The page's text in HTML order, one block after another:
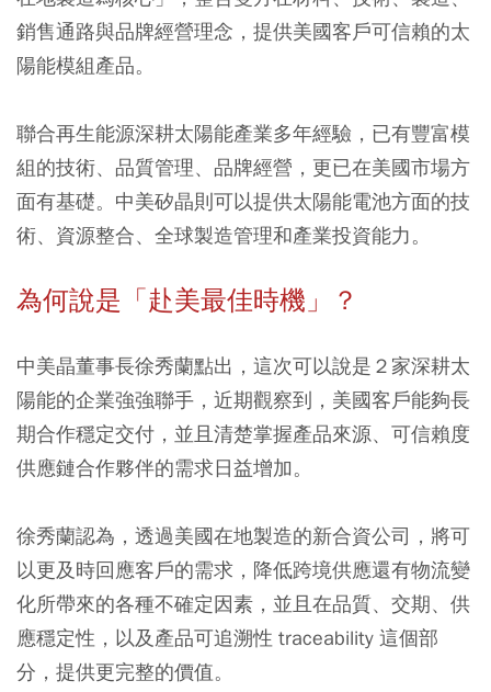
銷售通路與品牌經營理念，提供美國客戶可信賴的太
陽能模組產品。
聯合再生能源深耕太陽能產業多年經驗，已有豐富模
組的技術、品質管理、品牌經營，更已在美國市場方
面有基礎。中美矽晶則可以提供太陽能電池方面的技
術、資源整合、全球製造管理和產業投資能力。
為何說是「赴美最佳時機」？
中美晶董事長徐秀蘭點出，這次可以說是２家深耕太
陽能的企業強強聯手，近期觀察到，美國客戶能夠長
期合作穩定交付，並且清楚掌握產品來源、可信賴度
供應鏈合作夥伴的需求日益增加。
徐秀蘭認為，透過美國在地製造的新合資公司，將可
以更及時回應客戶的需求，降低跨境供應還有物流變
化所帶來的各種不確定因素，並且在品質、交期、供
應穩定性，以及產品可追溯性 traceability 這個部
分，提供更完整的價值。